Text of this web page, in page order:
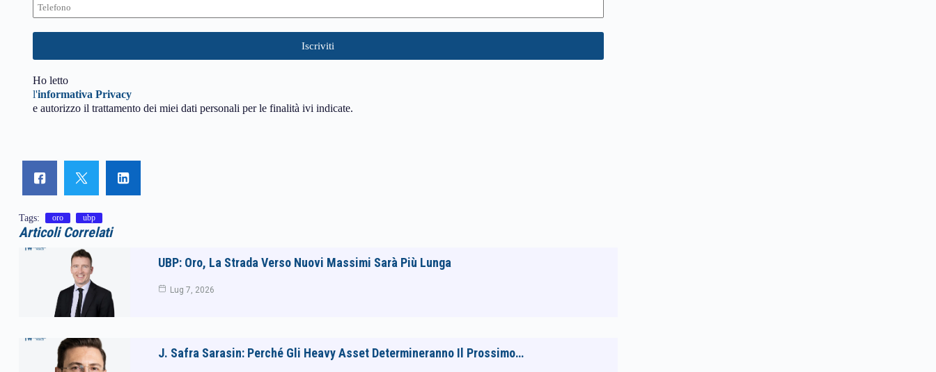
Ho letto
l'informativa Privacy
e autorizzo il trattamento dei miei dati personali per le finalità ivi indicate.
Tags: oro ubp
Articoli Correlati
UBP: Oro, La Strada Verso Nuovi Massimi Sarà Più Lunga
Lug 7, 2026
J. Safra Sarasin: Perché Gli Heavy Asset Determineranno Il Prossimo…